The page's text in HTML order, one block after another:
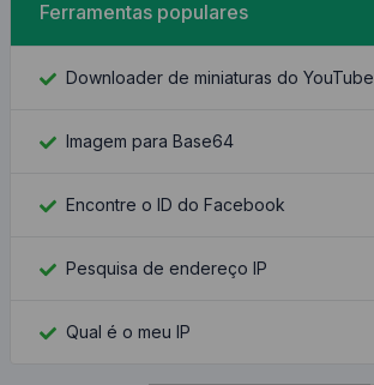
Ferramentas populares
Downloader de miniaturas do YouTube
Imagem para Base64
Encontre o ID do Facebook
Pesquisa de endereço IP
Qual é o meu IP